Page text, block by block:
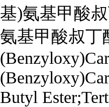
基)氨基甲酸
氨基甲酸叔丁
Butyl